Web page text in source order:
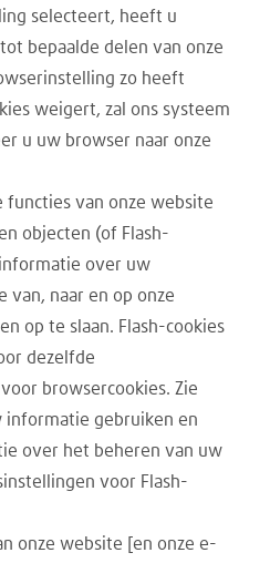
selecteert, heeft u
bepaalde delen van onze
zo heeft
weigert, zal ons systeem
u uw browser naar onze
functies van onze website
objecten (of Flash-
over uw
van, naar en op onze
op te slaan. Flash-cookies
dezelfde
browsercookies. Zie
informatie gebruiken en
over het beheren van uw
voor Flash-
onze website [en onze e-